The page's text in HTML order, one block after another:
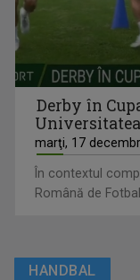
Derby în
marţi, 17
În contextul
Română de
HANDBAL